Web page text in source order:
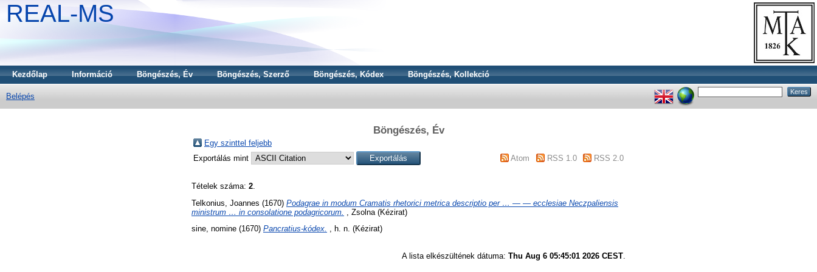
REAL-MS
Kezdőlap Információ Böngészés, Év Böngészés, Szerző Böngészés, Kódex Böngészés, Kollekció
Belépés
Böngészés, Év
Egy szinttel feljebb
Exportálás mint
Atom RSS 1.0 RSS 2.0
Tételek száma: 2
Telkonius, Joannes (1670) Podagrae in modum Cramatis rhetorici metrica descriptio per … — — ecclesiae Neczpaliensis
ministrum … in consolatione podagricorum.
, Zsolna (Kézirat)
sine, nomine (1670) Pancratius-kódex. , h. n. (Kézirat)
A lista elkészültének dátuma: Thu Aug 6 05:45:01 2026 CEST.